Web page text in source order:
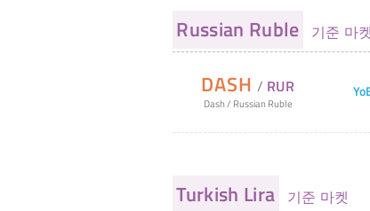
Russian Ruble 기준 마켓
DASH / RUR
Dash/ Russian Ruble
Turkish Lira 기준 마켓